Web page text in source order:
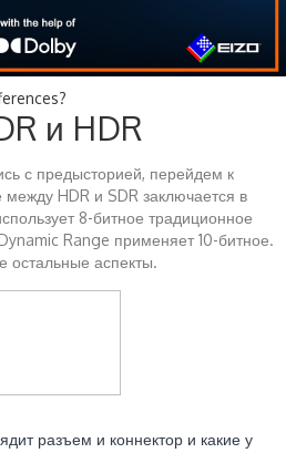
и HDR
с предысторией, перейдем к
HDR и SDR заключается в
8-битное традиционное
Range применяет 10-битное.
остальные аспекты.
разъем и коннектор и какие у